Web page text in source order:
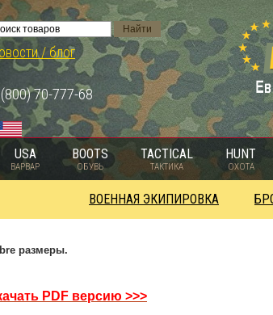
/ блог
70-777-68
USA
ВАРВАР
BOOTS
ОБУВЬ
TACTICAL
ТАКТИКА
HUNT
ОХОТА
ВОЕННАЯ ЭКИПИРОВКА
размеры.
PDF версию >>>